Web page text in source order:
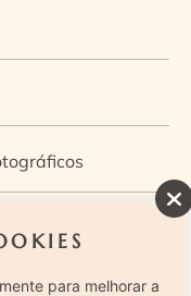
para melhorar a
ajuda a
da criança